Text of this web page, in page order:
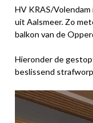
HV KRAS/
uit Aalsmeer. Zo
balkon van de
Hieronder de
beslissend